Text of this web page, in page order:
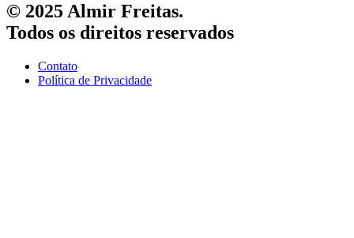
© 2025 Almir Freitas.
Todos os direitos reservados
Contato
Política de Privacidade